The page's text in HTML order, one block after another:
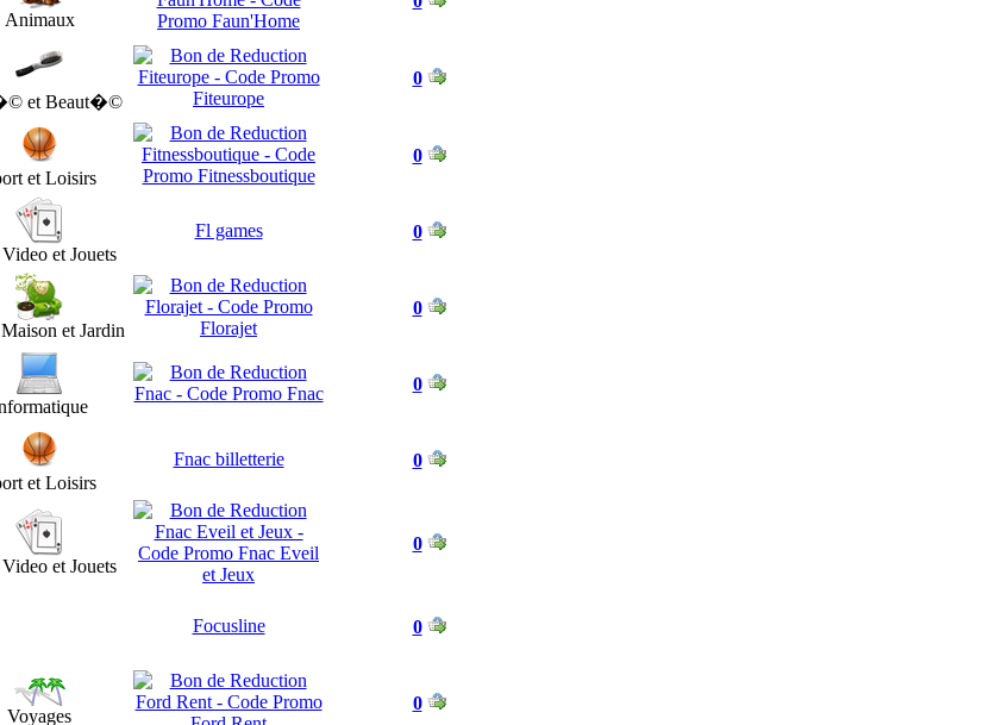
Animaux
et Beaut�©
0
et Loisirs
0
et Jouets
Fl games 0
et Jardin
0
0
et Loisirs
Fnac billetterie 0
et Jouets
0
Focusline 0
Voyages
0